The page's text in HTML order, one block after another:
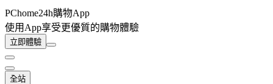
PChome24h購物App
使用App享受更優質的購物體驗
立即體驗
全站